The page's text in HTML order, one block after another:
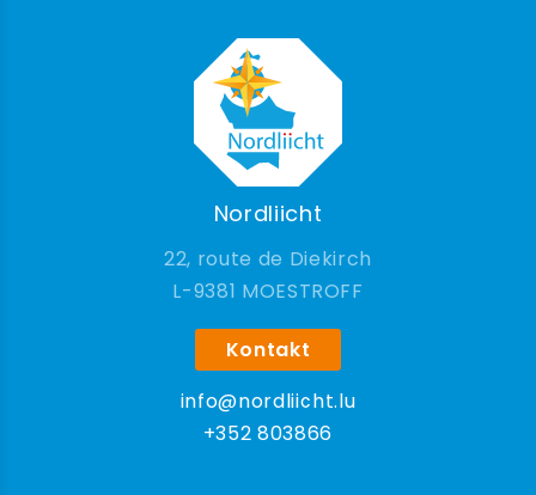
Nordliicht
22, route de Diekirch
9381 MOESTROFF
Kontakt
info@nordliicht.lu
+352 803866